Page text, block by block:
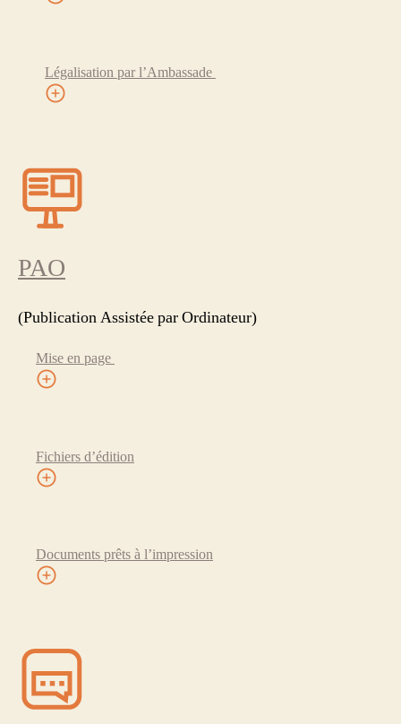
Légalisation par l’Ambassade
PAO
(Publication Assistée par Ordinateur)
Mise en page
Fichiers d’édition
Documents prêts à l’impression